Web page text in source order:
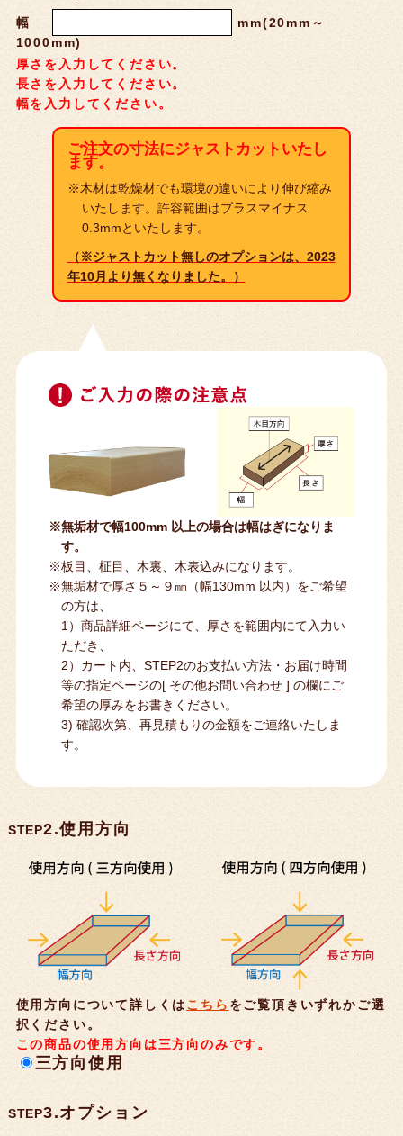
幅
mm(20mm～
1000mm)
厚さを入力してください。
長さを入力してください。
幅を入力してください。
ご注文の寸法にジャストカットいたし
ます。
※木材は乾燥材でも環境の違いにより伸び縮み
いたします。許容範囲はプラスマイナス
0.3mmといたします。
（※ジャストカット無しのオプションは、2023
年10月より無くなりました。）
※無垢材で幅100mm 以上の場合は幅はぎになりま
す。
※板目、柾目、木裏、木表込みになります。
※無垢材で厚さ５～９㎜（幅130mm 以内）をご希望
の方は、
1）商品詳細ページにて、厚さを範囲内にて入力い
ただき、
2）カート内、STEP2のお支払い方法・お届け時間
等の指定ページの[ その他お問い合わせ ] の欄にご
希望の厚みをお書きください。
3) 確認次第、再見積もりの金額をご連絡いたしま
す。
STEP2.使用方向
使用方向について詳しくはこちら をご覧頂きいずれかご選
択ください。
この商品の使用方向は三方向のみです。
三方向使用
STEP3.オプション